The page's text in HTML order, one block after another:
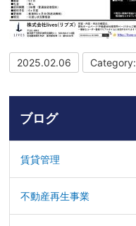
2025.02.06 Category:
ブログ
賃貸管理
不動産再生事業